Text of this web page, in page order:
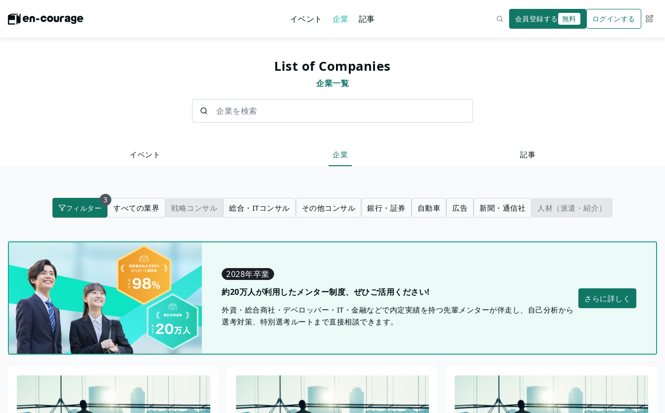
イベント 企業 記事 会員登録する 無料 ログインする サー
List of Companies
企業一覧
イベント 企業 記事
フィルター
3
すべての業界 戦略コンサル 総合・ITコンサル その他コンサル 銀行・証券 自動車 広告 新聞・通信社 人材（派遣・紹介）
2028年卒業
約20万人が利用したメンター制度、ぜひご活用ください!
外資・総合商社・デベロッパー・IT・金融などで内定実績を持つ先輩メンターが伴走し、自己分析から
選考対策、特別選考ルートまで直接相談できます。
さらに詳しく